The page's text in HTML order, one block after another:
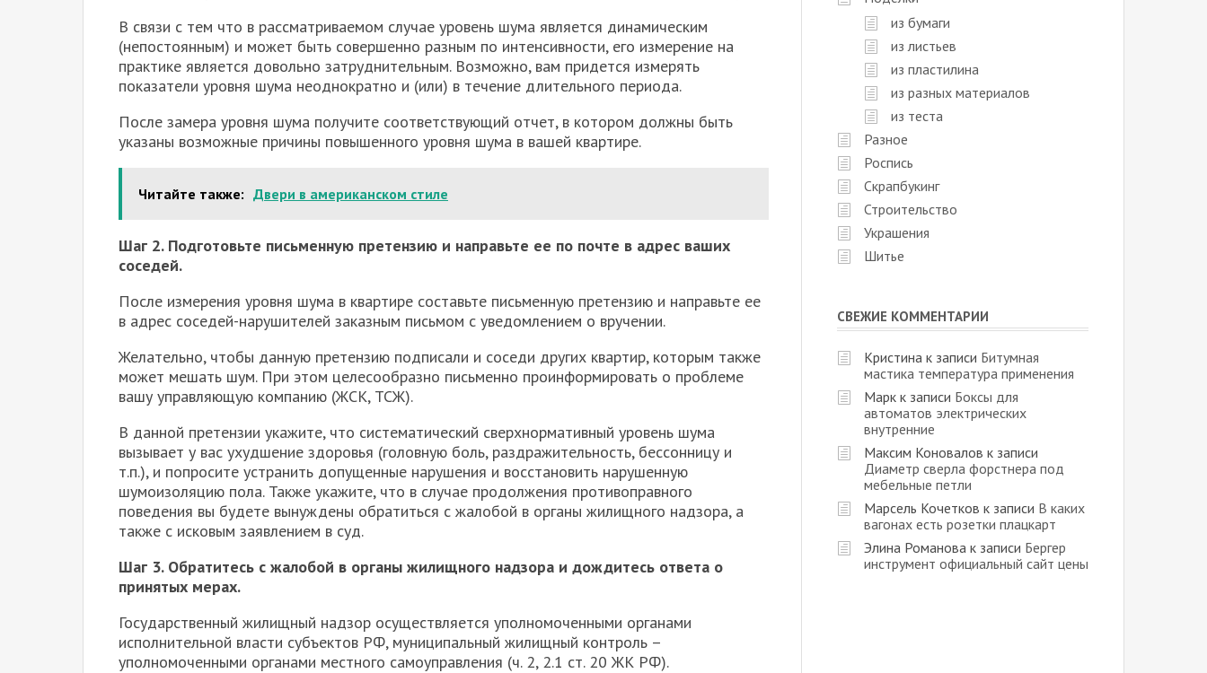
В связи с тем что в рассматриваемом случае уровень шума является динамическим
(непостоянным) и может быть совершенно разным по интенсивности, его измерение на
практике является довольно затруднительным. Возможно, вам придется измерять
показатели уровня шума неоднократно и (или) в течение длительного периода.
После замера уровня шума получите соответствующий отчет, в котором должны быть
указаны возможные причины повышенного уровня шума в вашей квартире.
Читайте также: Двери в американском стиле
Шаг 2. Подготовьте письменную претензию и направьте ее по почте в адрес ваших
соседей.
После измерения уровня шума в квартире составьте письменную претензию и направьте ее
в адрес соседей-нарушителей заказным письмом с уведомлением о вручении.
Желательно, чтобы данную претензию подписали и соседи других квартир, которым также
может мешать шум. При этом целесообразно письменно проинформировать о проблеме
вашу управляющую компанию (ЖСК, ТСЖ).
В данной претензии укажите, что систематический сверхнормативный уровень шума
вызывает у вас ухудшение здоровья (головную боль, раздражительность, бессонницу и
т.п.), и попросите устранить допущенные нарушения и восстановить нарушенную
шумоизоляцию пола. Также укажите, что в случае продолжения противоправного
поведения вы будете вынуждены обратиться с жалобой в органы жилищного надзора, а
также с исковым заявлением в суд.
Шаг 3. Обратитесь с жалобой в органы жилищного надзора и дождитесь ответа о
принятых мерах.
Государственный жилищный надзор осуществляется уполномоченными органами
исполнительной власти субъектов РФ, муниципальный жилищный контроль –
уполномоченными органами местного самоуправления (ч. 2, 2.1 ст. 20 ЖК РФ).
из бумаги
из листьев
из пластилина
из разных материалов
из теста
Разное
Роспись
Скрапбукинг
Строительство
Украшения
Шитье
СВЕЖИЕ КОММЕНТАРИИ
Кристина к записи Битумная
мастика температура применения
Марк к записи Боксы для
автоматов электрических
внутренние
Максим Коновалов к записи
Диаметр сверла форстнера под
мебельные петли
Марсель Кочетков к записи В каких
вагонах есть розетки плацкарт
Элина Романова к записи Бергер
инструмент официальный сайт цены